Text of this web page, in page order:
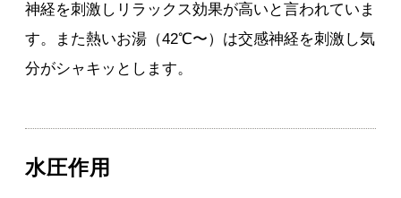
神経を刺激しリラックス効果が高いと言われていま
す。また熱いお湯（42℃〜）は交感神経を刺激し気
分がシャキッとします。
水圧作用